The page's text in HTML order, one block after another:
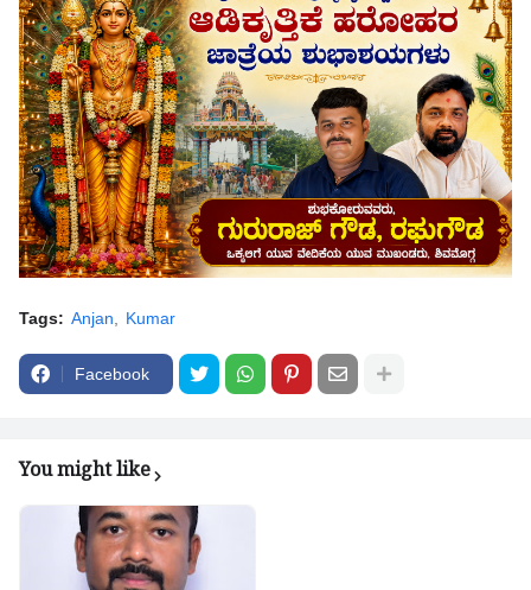
Tags: Anjan Kumar
Facebook
You might like